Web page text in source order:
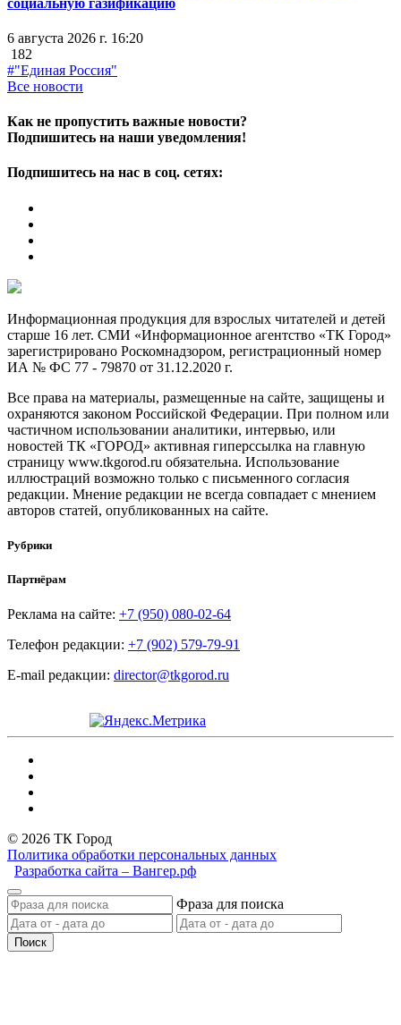
6 августа 2026 г. 16:20
182
#"Единая Россия"
Все новости
Как не пропустить важные новости?
Подпишитесь на наши уведомления!
Подпишитесь на нас в соц. сетях:
Информационная продукция для взрослых читателей и детей
старше 16 лет. СМИ «Информационное агентство «ТК Город»
зарегистрировано Роскомнадзором, регистрационный номер
ИА № ФС 77 - 79870 от 31.12.2020 г.
Все права на материалы, размещенные на сайте, защищены и
охраняются законом Российской Федерации. При полном или
частичном использовании аналитики, интервью, или
новостей ТК «ГОРОД» активная гиперссылка на главную
страницу www.tkgorod.ru обязательна. Использование
иллюстраций возможно только с письменного согласия
редакции. Мнение редакции не всегда совпадает с мнением
авторов статей, опубликованных на сайте.
Рубрики
Партнёрам
Реклама на сайте: +7 (950) 080-02-64
Телефон редакции: +7 (902) 579-79-91
E-mail редакции: director@tkgorod.ru
© 2026 ТК Город
Политика обработки персональных данных
Разработка сайта – Вангер.рф
Фраза для поиска
Поиск